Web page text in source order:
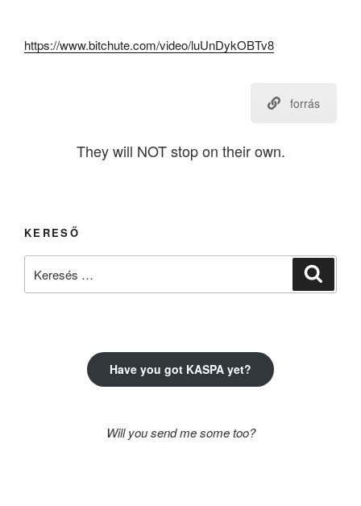
https://www.bitchute.com/video/luUnDykOBTv8
forrás
They will NOT stop on their own.
KERESŐ
Have you got KASPA yet?
Will you send me some too?